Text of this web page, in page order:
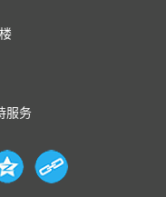
服务